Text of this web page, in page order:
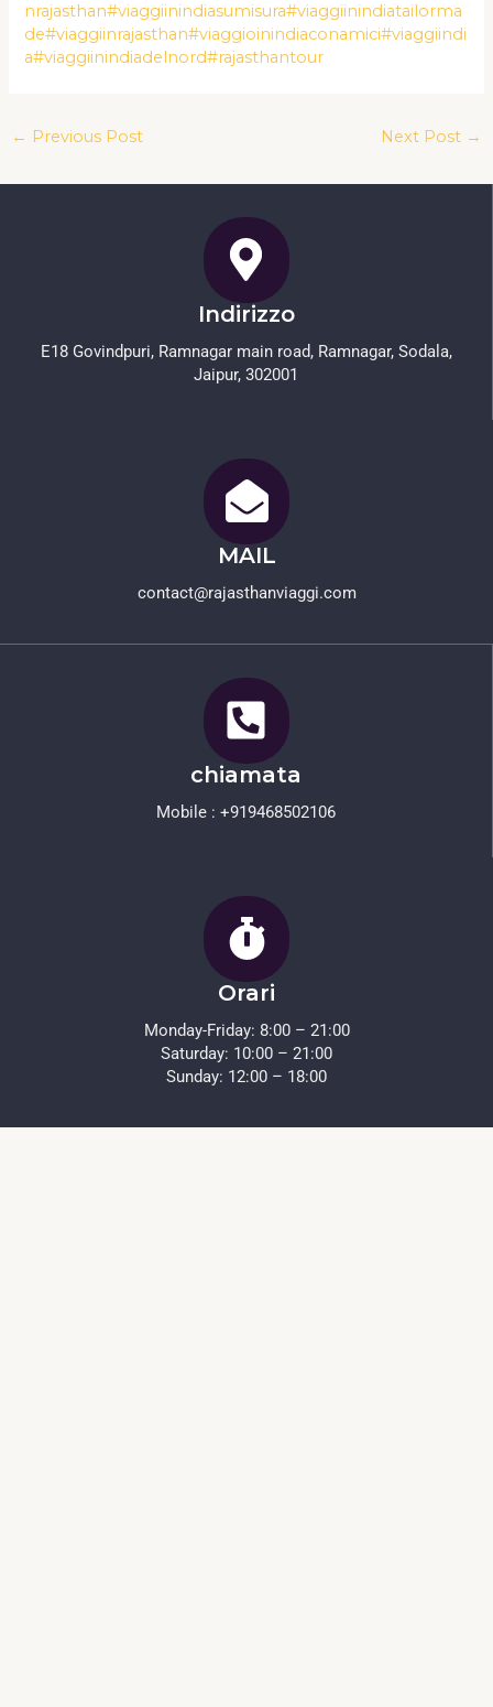
nrajasthan#viaggiinindiasumisura#viaggiinindiatailorma
de#viaggiinrajasthan#viaggioinindiaconamici#viaggiindi
a#viaggiinindiadelnord#rajasthantour
← Previous Post Next Post →
Indirizzo
E18 Govindpuri, Ramnagar main road, Ramnagar, Sodala,
Jaipur, 302001
MAIL
contact@rajasthanviaggi.com​
chiamata
Mobile : +919468502106
Orari
Monday-Friday: 8:00 – 21:00
Saturday: 10:00 – 21:00
Sunday: 12:00 – 18:00